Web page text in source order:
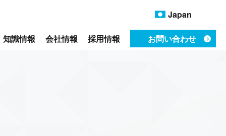
知識情報 会社情報 採用情報 お問い合わせ
Japan